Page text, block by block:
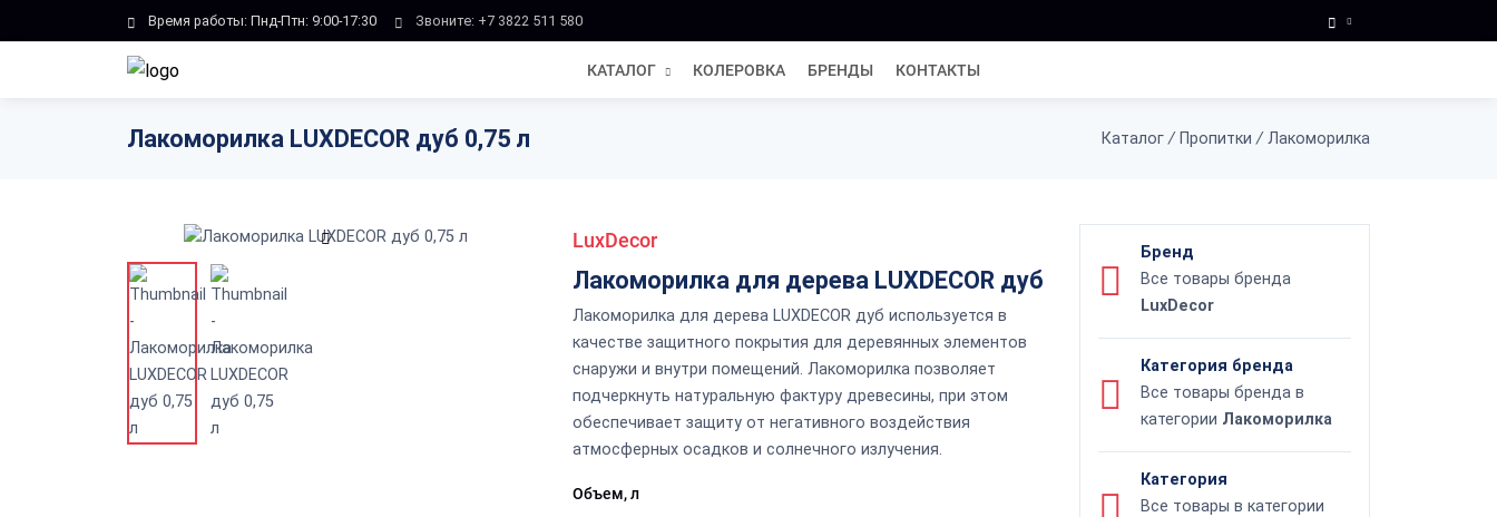
Skip to main contentВремя работы: Пнд-Птн: 9:00-17:30 Звоните: +7 3822 511 580
КАТАЛОГ КОЛЕРОВКА БРЕНДЫ КОНТАКТЫ
Лакоморилка LUXDECOR дуб 0,75 л Каталог / Пропитки / Лакоморилка
LuxDecor
Лакоморилка для дерева LUXDECOR дуб
Лакоморилка для дерева LUXDECOR дуб используется в
качестве защитного покрытия для деревянных элементов
снаружи и внутри помещений. Лакоморилка позволяет
подчеркнуть натуральную фактуру древесины, при этом
обеспечивает защиту от негативного воздействия
атмосферных осадков и солнечного излучения.
Объем, л
Бренд
Все товары бренда
LuxDecor
Категория бренда
Все товары бренда в
категории Лакоморилка
Категория
Все товары в категории